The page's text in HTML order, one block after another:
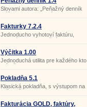
Slovami autora: „Peňažný denník
slúži na evidenciu príjmov a
dokladov, a tým na zabezpečenie
preukazného vedenia daňovej
evidencie.
Fakturky 7.2.4
Jednoducho vyhotoví faktúru,
dodací list, pokladničný doklad bez
výpočtovej techniky.
Výčitka 1.00
Jednoduchá utilita pre každého kto
má tržby v hotovosti.
Pokladňa 5.1
Klasická pokladňa, s výstupom na
tlačiareň.
Fakturácia GOLD, faktúry,